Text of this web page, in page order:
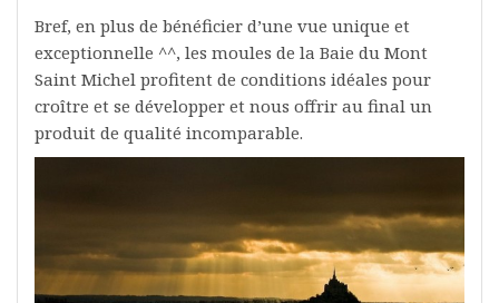
Bref, en plus de bénéficier d’une vue unique et
exceptionnelle ^^, les moules de la Baie du Mont
Saint Michel profitent de conditions idéales pour
croître et se développer et nous offrir au final un
produit de qualité incomparable.